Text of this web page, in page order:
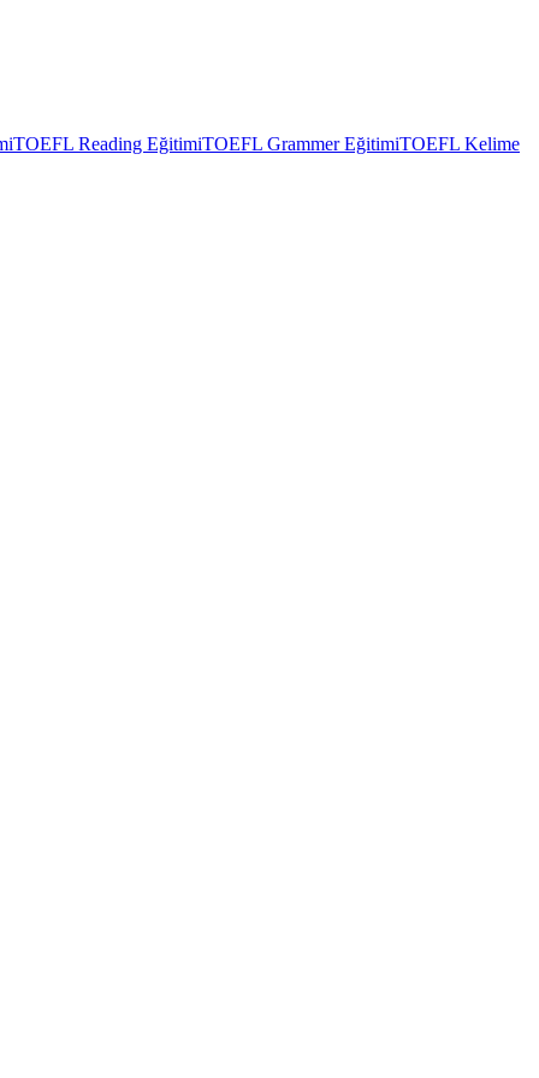
TOEFL Reading EğitimiTOEFL Grammer EğitimiTOEFL Kelime